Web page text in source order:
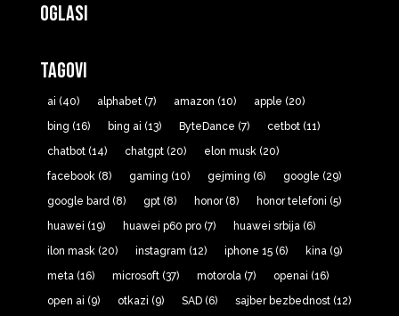
Oglasi
Tagovi
ai (40) alphabet(7) amazon (10) apple (20)
bing (16) bing ai (13) ByteDance (7) cetbot(11)
chatbot(14) chatgpt(20) elon musk(20)
facebook(8) gaming (10) gejming (6) google (29)
google bard(8) gpt(8) honor(8) honor telefoni (5)
huawei (19) huawei p60 pro(7) huawei srbija(6)
ilon mask(20) instagram (12) iphone 15(6) kina(9)
meta(16) microsoft(37) motorola(7) openai (16)
open ai (9) otkazi (9) SAD(6) sajber bezbednost(12)